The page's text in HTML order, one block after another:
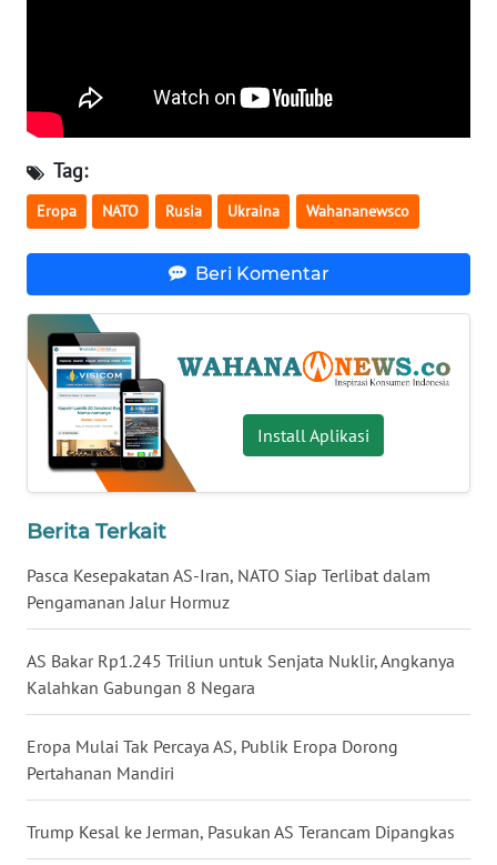
Tag:
Eropa NATO Rusia Ukraina Wahananewsco
Beri Komentar
Install Aplikasi
Berita Terkait
Pasca Kesepakatan AS-Iran, NATO Siap Terlibat dalam
Pengamanan Jalur Hormuz
AS Bakar Rp1.245 Triliun untuk Senjata Nuklir, Angkanya
Kalahkan Gabungan 8 Negara
Eropa Mulai Tak Percaya AS, Publik Eropa Dorong
Pertahanan Mandiri
Trump Kesal ke Jerman, Pasukan AS Terancam Dipangkas
SULTRA
NTB
WN
SULTENG
WN
SULBAR
WN
BABEL
SUMSEL
BENGKULU
LAMPUNG
JATENG